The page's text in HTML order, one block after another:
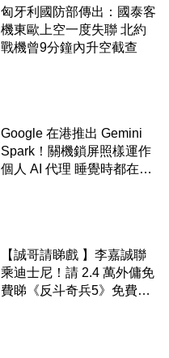
匈牙利國防部傳出：國泰客
機東歐上空一度失聯 北約
戰機曾9分鐘內升空截查
Google 在港推出 Gemini
Spark！關機鎖屏照樣運作
個人 AI 代理 睡覺時都在幫
【誠哥請睇戲 】李嘉誠聯
乘迪士尼！請 2.4 萬外傭免
費睇《反斗奇兵5》免費包